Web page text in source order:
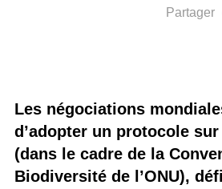
Partager
Les négociations
d’adopter un protocole
(dans le cadre de la
Biodiversité de l’ONU),